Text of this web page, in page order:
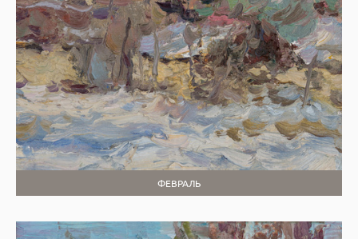
ФЕВРАЛЬ